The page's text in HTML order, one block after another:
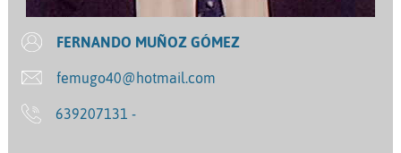
FERNANDO MUÑOZ GÓMEZ
femugo40@hotmail.com
639207131 -